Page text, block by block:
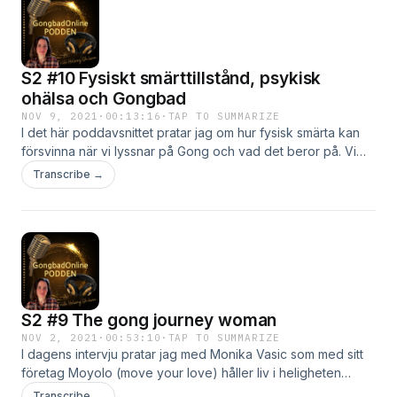
Fessmann spela på klangsten under en utbildning i
Transfigura kroppsterapi i Belgien och hon vart oerhört
fascinerad av ljudet, "det kändes som jag blev ett med
stenen" berättar Camilla. Mer om det och om
symboltolkningar och kroppsterapi berättar Camilla under
intervjun.&nbsp; Välkommen att lyssna! Du hittar information
om Camillas företag HÄR Vill du lyssna på våra Gongbad
klicka HÄR
S2 #10 Fysiskt smärttillstånd, psykisk
ohälsa och Gongbad
NOV 9, 2021 · 00:13:16 · TAP TO SUMMARIZE
I det här poddavsnittet pratar jag om hur fysisk smärta kan
försvinna när vi lyssnar på Gong och vad det beror på. Vi
tittar också på mental sjukdom och vilken effekt gongljudet
har på det tillståndet. Lyssna gärna på våra Gongbad på
Transcribe →
S2 #9 The gong journey woman
NOV 2, 2021 · 00:53:10 · TAP TO SUMMARIZE
I dagens intervju pratar jag med Monika Vasic som med sitt
företag Moyolo (move your love) håller liv i heligheten
genom helande ljud, groove, hatha- och yinyoga klasser,